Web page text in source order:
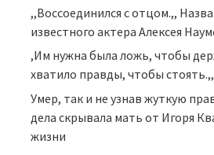
,,Воссоединился с отцом.,,
известного актера Алексея
,Им нужна была ложь, чтобы
хватило правды, чтобы стоять.,,
Умер, так и не узнав жуткую
дела скрывала мать от Игоря
жизни